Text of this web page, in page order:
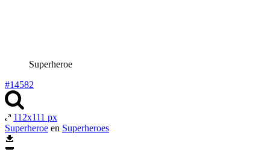
Superheroe
#14582
112x111 px
Superheroe en Superheroes